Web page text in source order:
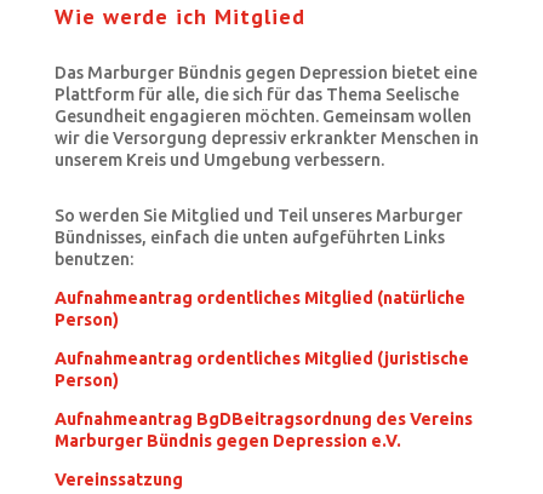
Wie werde ich Mitglied
Das Marburger Bündnis gegen Depression bietet eine
Plattform für alle, die sich für das Thema Seelische
Gesundheit engagieren möchten. Gemeinsam wollen
wir die Versorgung depressiv erkrankter Menschen in
unserem Kreis und Umgebung verbessern.
So werden Sie Mitglied und Teil unseres Marburger
Bündnisses, einfach die unten aufgeführten Links
benutzen:
Aufnahmeantrag ordentliches Mitglied (natürliche
Person)
Aufnahmeantrag ordentliches Mitglied (juristische
Person)
Aufnahmeantrag BgDBeitragsordnung des Vereins
Marburger Bündnis gegen Depression e.V.
Vereinssatzung